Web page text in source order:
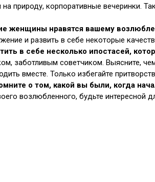
на природу, корпоративные вечеринки.
женщины нравятся вашему
и развить в себе некоторые
в себе несколько ипостасей,
заботливым советчиком. Выясните,
вместе. Только избегайте
о том, какой вы были, когда
возлюбленного, будьте интересной